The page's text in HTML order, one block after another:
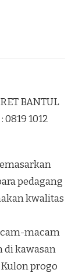
BANTUL
1012
pedagang
kwalitas
macam
di kawasan
progo